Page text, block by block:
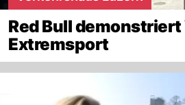
Red Bull
Extremsport